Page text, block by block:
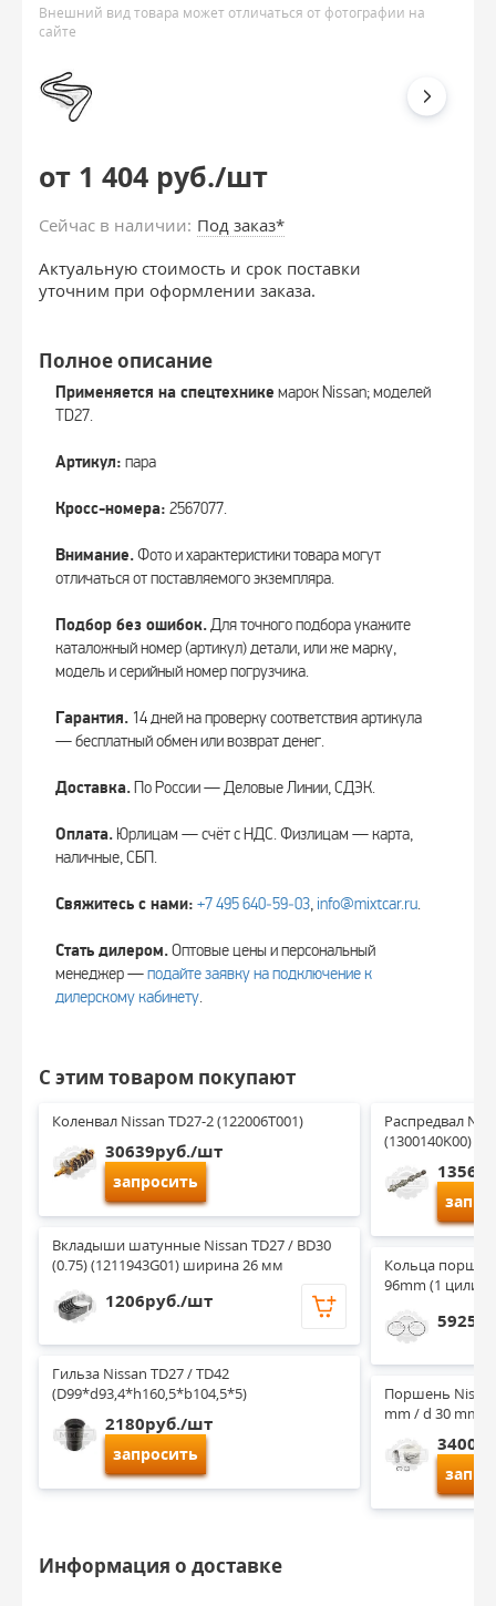
Внешний вид товара может отличаться от фотографии на
сайте
от 1 404 руб./шт
Сейчас в наличии: Под заказ*
Актуальную стоимость и срок поставки
уточним при оформлении заказа.
Полное описание
Применяется на спецтехнике марок Nissan; моделей
TD27.
Артикул: пара
Кросс-номера: 2567077.
Внимание.Фото и характеристики товара могут
отличаться от поставляемого экземпляра.
Подбор без ошибок.Для точного подбора укажите
каталожный номер (артикул) детали, или же марку,
модель и серийный номер погрузчика.
Гарантия. 14 дней на проверку соответствия артикула
— бесплатный обмен или возврат денег.
Доставка.По России — Деловые Линии, СДЭК.
Оплата. Юрлицам — счёт с НДС. Физлицам — карта,
наличные, СБП.
Свяжитесь с нами: +7 495 640‑59‑03, info@mixtcar.ru.
Стать дилером.Оптовые цены и персональный
менеджер —подайте заявку на подключение к
дилерскому кабинету.
С этим товаром покупают
Коленвал Nissan TD27-2 (122006T001)
30639руб./шт
запросить
Вкладыши шатунные Nissan TD27 / BD30
(0.75) (1211943G01) ширина 26 мм
1206руб./шт
Гильза Nissan TD27 / TD42
(D99*d93,4*h160,5*b104,5*5)
2180руб./шт
запросить
Распредвал
(1300140K00)
Кольца
96mm (1
Поршень
mm / d 30 mm)
Информация о доставке